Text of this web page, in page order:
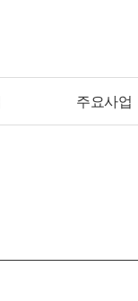
주요사업